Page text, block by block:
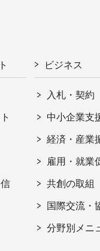
ビジネス
入札・契約
中小企業支
経済・産業
雇用・就業
共創の取組
国際交流・
分野別メニ